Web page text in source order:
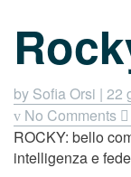
by Sofia Orsi | 22
No Comments
ROCKY: bello
intelligenza e